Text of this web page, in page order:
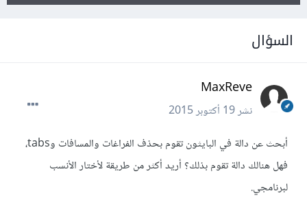
السؤال
MaxReve
نشر19 أكتوبر 2015
أبحث عن دالة في البايثون تقوم بحذف الفراغات والمسافات وtabs،
فهل هنالك دالة تقوم بذلك؟ أريد أكثر من طريقة لأختار الأنسب
لبرنامجي.